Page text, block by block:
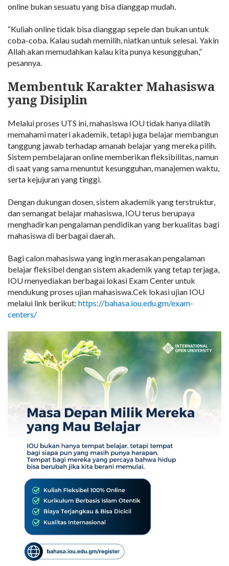
online bukan sesuatu yang bisa dianggap mudah.
“Kuliah online tidak bisa dianggap sepele dan bukan untuk
coba-coba. Kalau sudah memilih, niatkan untuk selesai. Yakin
Allah akan memudahkan kalau kita punya kesungguhan,”
pesannya.
Membentuk Karakter Mahasiswa
yang Disiplin
Melalui proses UTS ini, mahasiswa IOU tidak hanya dilatih
memahami materi akademik, tetapi juga belajar membangun
tanggung jawab terhadap amanah belajar yang mereka pilih.
Sistem pembelajaran online memberikan fleksibilitas, namun
di saat yang sama menuntut kesungguhan, manajemen waktu,
serta kejujuran yang tinggi.
Dengan dukungan dosen, sistem akademik yang terstruktur,
dan semangat belajar mahasiswa, IOU terus berupaya
menghadirkan pengalaman pendidikan yang berkualitas bagi
mahasiswa di berbagai daerah.
Bagi calon mahasiswa yang ingin merasakan pengalaman
belajar fleksibel dengan sistem akademik yang tetap terjaga,
IOU menyediakan berbagai lokasi Exam Center untuk
mendukung proses ujian mahasiswa.Cek lokasi ujian IOU
melalui link berikut: https://bahasa.iou.edu.gm/exam-
centers/